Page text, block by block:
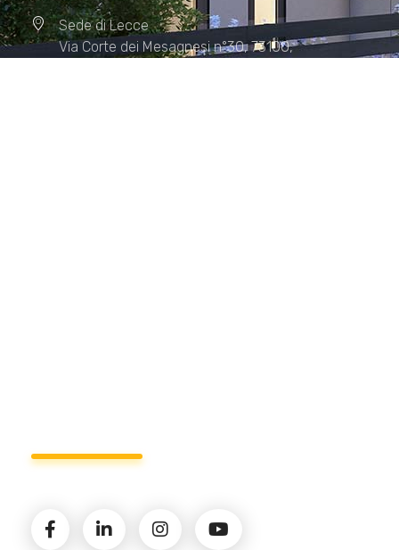
Sede di Lecce
Via Corte dei Mesagnesi n°30, 73100,